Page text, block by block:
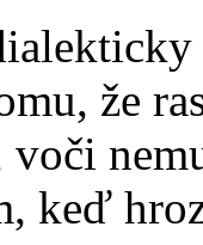
že
voči
keď